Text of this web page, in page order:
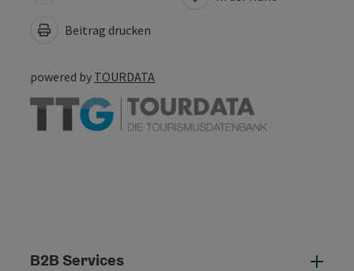
Beitrag drucken
powered by TOURDATA
B2B Services